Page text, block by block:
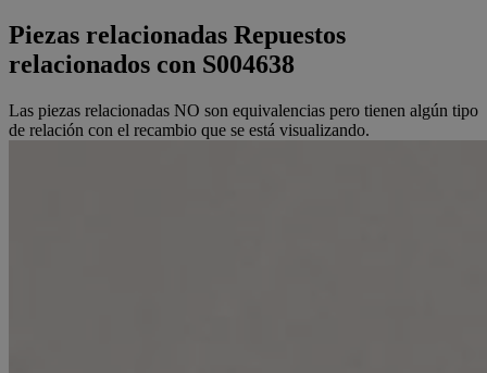
Piezas relacionadas Repuestos
relacionados con S004638
Las piezas relacionadas NO son equivalencias pero tienen algún tipo
de relación con el recambio que se está visualizando.